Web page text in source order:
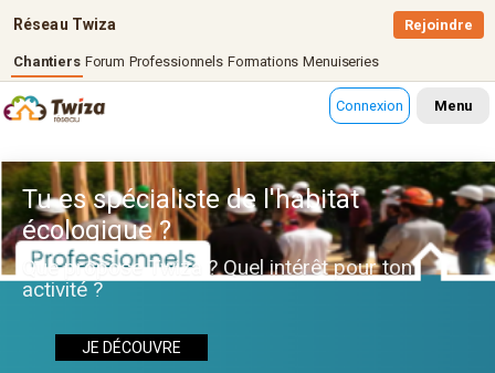
Réseau Twiza
Chantiers Forum Professionnels Formations Menuiseries
Rejoindre
Connexion Menu
Tu es spécialiste de l'habitat
écologique ?
Que propose Twiza ? Quel intérêt pour ton
activité ?
JE DÉCOUVRE